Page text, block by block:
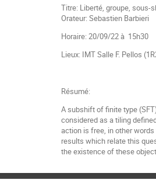
Titre: Liberté, groupe, sous-
Orateur: Sebastien Barbieri
Horaire: 20/09/22 à 15h30
Lieux: IMT Salle F. Pellos
Résumé:
A subshift of finite type
considered as a tiling
action is free, in other
results which relate this
the existence of these